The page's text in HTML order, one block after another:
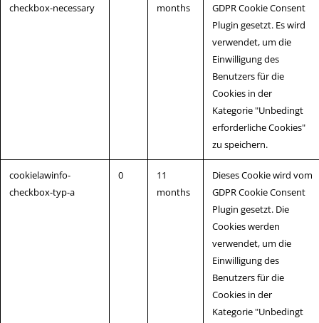
checkbox-necessary
months
GDPR Cookie Consent
Plugin gesetzt. Es wird
verwendet, um die
Einwilligung des
Benutzers für die
Cookies in der
Kategorie "Unbedingt
erforderliche Cookies"
zu speichern.
cookielawinfo-
checkbox-typ-a
0
11
months
Dieses Cookie wird vom
GDPR Cookie Consent
Plugin gesetzt. Die
Cookies werden
verwendet, um die
Einwilligung des
Benutzers für die
Cookies in der
Kategorie "Unbedingt